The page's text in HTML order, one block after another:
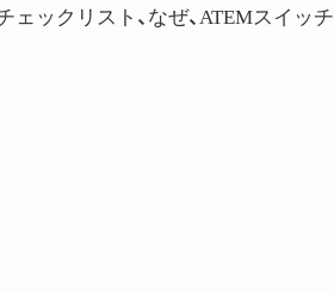
ックリスト、なぜ、ATEMスイッチ